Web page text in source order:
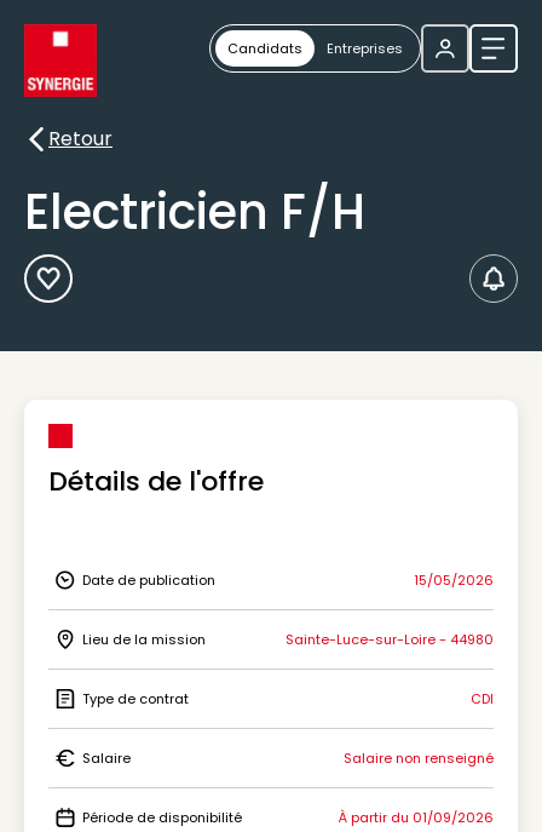
Candidats Entreprises
Retour
Retour
Electricien F/H
Ajouter aux Favoris
Détails de l'offre
Icon Date de publication
Date de publication 15/05/2026
Icon Lieu de la mission
Lieu de la mission Sainte-Luce-sur-Loire - 44980
Icon Type de contrat
Type de contrat CDI
Icon Salaire
Salaire Salaire non renseigné
Période de disponibilité À partir du 01/09/2026